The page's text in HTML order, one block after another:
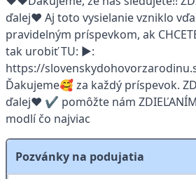
ďalej❤️ Aj toto vysielanie vzniklo
pravidelným príspevkom, ak
tak urobiť TU: ▶:
https://
Ďakujeme🥰 za každý príspevok.
ďalej❤️ ✔️ pomôžte nám
modlí čo najviac
Pozvánky na podujatia